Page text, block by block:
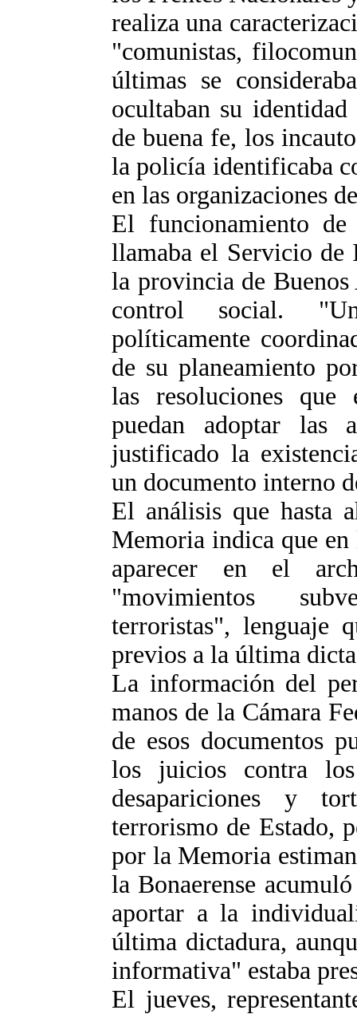
realiza una
"comunistas,
últimas se
ocultaban su
de buena fe, los
la policía identificaba
en las organizaciones
El funcionamiento
llamaba el Servicio de
la provincia de
control social.
políticamente
de su planeamiento
las resoluciones que
puedan adoptar las
justificado la
un documento interno
El análisis que hasta
Memoria indica que en
aparecer en el
"movimientos
terroristas", lenguaje
previos a la última
La información del
manos de la Cámara
de esos documentos
los juicios contra los
desapariciones y
terrorismo de Estado,
por la Memoria
la Bonaerense
aportar a la
última dictadura,
informativa" estaba
El jueves,